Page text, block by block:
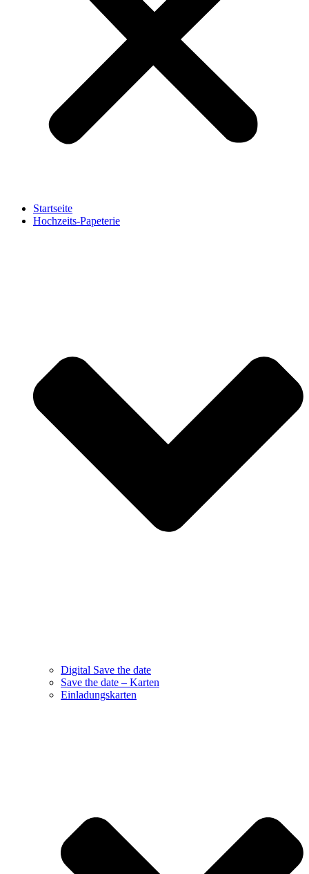
Startseite
Hochzeits-Papeterie
Digital Save the date
Save the date – Karten
Einladungskarten